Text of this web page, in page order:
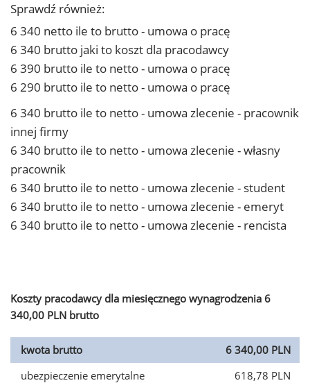
Sprawdź również:
6 340 netto ile to brutto - umowa o pracę
6 340 brutto jaki to koszt dla pracodawcy
6 390 brutto ile to netto - umowa o pracę
6 290 brutto ile to netto - umowa o pracę
6 340 brutto ile to netto - umowa zlecenie - pracownik
innej firmy
6 340 brutto ile to netto - umowa zlecenie - własny
pracownik
6 340 brutto ile to netto - umowa zlecenie - student
6 340 brutto ile to netto - umowa zlecenie - emeryt
6 340 brutto ile to netto - umowa zlecenie - rencista
Koszty pracodawcy dla miesięcznego wynagrodzenia 6
340,00 PLN brutto
kwota brutto
6 340,00 PLN
ubezpieczenie emerytalne
618,78 PLN